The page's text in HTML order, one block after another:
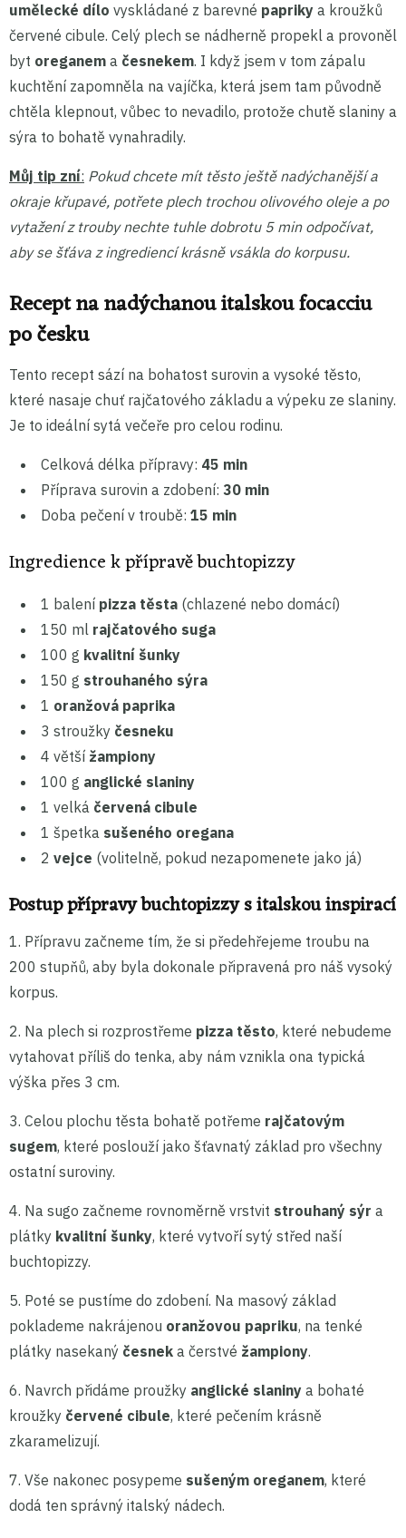
umělecké dílo vyskládané z barevné papriky a kroužků
červené cibule. Celý plech se nádherně propekl a provoněl
byt oreganem a česnekem. I když jsem v tom zápalu
kuchtění zapomněla na vajíčka, která jsem tam původně
chtěla klepnout, vůbec to nevadilo, protože chutě slaniny a
sýra to bohatě vynahradily.
Můj tip zní: Pokud chcete mít těsto ještě nadýchanější a
okraje křupavé, potřete plech trochou olivového oleje a po
vytažení z trouby nechte tuhle dobrotu 5 min odpočívat,
aby se šťáva z ingrediencí krásně vsákla do korpusu.
Recept na nadýchanou italskou focacciu
po česku
Tento recept sází na bohatost surovin a vysoké těsto,
které nasaje chuť rajčatového základu a výpeku ze slaniny.
Je to ideální sytá večeře pro celou rodinu.
Celková délka přípravy: 45 min
Příprava surovin a zdobení: 30 min
Doba pečení v troubě: 15 min
Ingredience k přípravě buchtopizzy
1 balení pizza těsta (chlazené nebo domácí)
150 ml rajčatového suga
100 g kvalitní šunky
150 g strouhaného sýra
1 oranžová paprika
3 stroužky česneku
4 větší žampiony
100 g anglické slaniny
1 velká červená cibule
1 špetka sušeného oregana
2 vejce (volitelně, pokud nezapomenete jako já)
Postup přípravy buchtopizzy s italskou inspirací
1. Přípravu začneme tím, že si předehřejeme troubu na
200 stupňů, aby byla dokonale připravená pro náš vysoký
korpus.
2. Na plech si rozprostřeme pizza těsto, které nebudeme
vytahovat příliš do tenka, aby nám vznikla ona typická
výška přes 3 cm.
3. Celou plochu těsta bohatě potřeme rajčatovým
sugem, které poslouží jako šťavnatý základ pro všechny
ostatní suroviny.
4. Na sugo začneme rovnoměrně vrstvit strouhaný sýr a
plátky kvalitní šunky, které vytvoří sytý střed naší
buchtopizzy.
5. Poté se pustíme do zdobení. Na masový základ
poklademe nakrájenou oranžovou papriku, na tenké
plátky nasekaný česnek a čerstvé žampiony.
6. Navrch přidáme proužky anglické slaniny a bohaté
kroužky červené cibule, které pečením krásně
zkaramelizují.
7. Vše nakonec posypeme sušeným oreganem, které
dodá ten správný italský nádech.